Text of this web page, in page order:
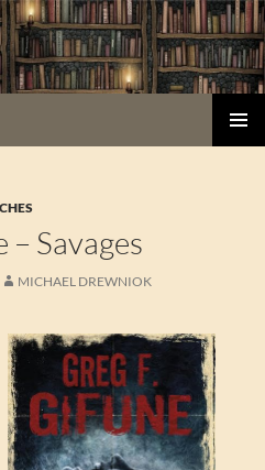
– Savages
MICHAEL DREWNIOK